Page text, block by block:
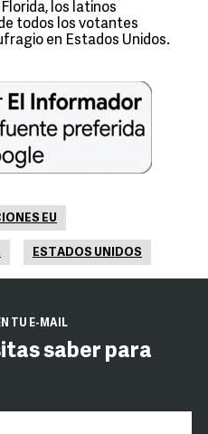
los latinos
todos los votantes
en Estados Unidos.
EU
ESTADOS UNIDOS
TU E-MAIL
saber para